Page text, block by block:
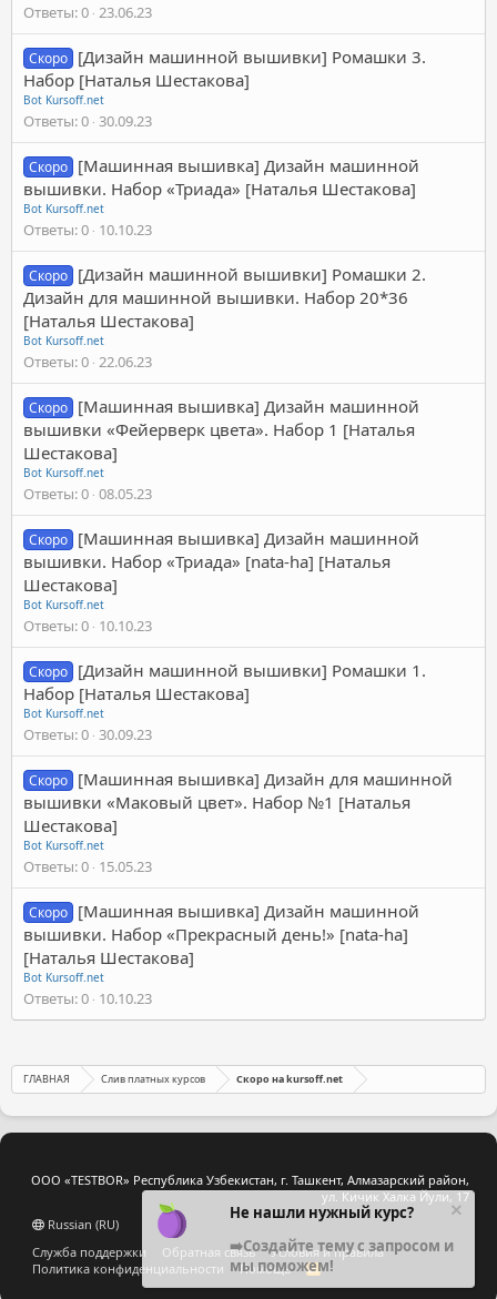
Ответы 0 23.06.23
Скоро [Дизайн машинной вышивки] Ромашки 3.
Набор [Наталья Шестакова]
Bot Kursoff.net
Ответы 0 30.09.23
Скоро [Машинная вышивка] Дизайн машинной
вышивки. Набор «Триада» [Наталья Шестакова]
Bot Kursoff.net
Ответы 0 10.10.23
Скоро [Дизайн машинной вышивки] Ромашки 2.
Дизайн для машинной вышивки. Набор 20*36
[Наталья Шестакова]
Bot Kursoff.net
Ответы 0 22.06.23
Скоро [Машинная вышивка] Дизайн машинной
вышивки «Фейерверк цвета». Набор 1 [Наталья
Шестакова]
Bot Kursoff.net
Ответы 0 08.05.23
Скоро [Машинная вышивка] Дизайн машинной
вышивки. Набор «Триада» [nata-ha] [Наталья
Шестакова]
Bot Kursoff.net
Ответы 0 10.10.23
Скоро [Дизайн машинной вышивки] Ромашки 1.
Набор [Наталья Шестакова]
Bot Kursoff.net
Ответы 0 30.09.23
Скоро [Машинная вышивка] Дизайн для машинной
вышивки «Маковый цвет». Набор №1 [Наталья
Шестакова]
Bot Kursoff.net
Ответы 0 15.05.23
Скоро [Машинная вышивка] Дизайн машинной
вышивки. Набор «Прекрасный день!» [nata-ha]
[Наталья Шестакова]
Bot Kursoff.net
Ответы 0 10.10.23
ГЛАВНАЯ Слив платных курсов Скоро на kursoff.net
ООО «TESTBOR» Республика Узбекистан, г. Ташкент, Алмазарский район,
ул. Кичик Халка Йули, 17
Russian (RU)
Служба поддержки
Обратная связь
Условия и правила
Политика конфиденциальности
Помощь
R
Не нашли нужный курс?
➡️Создайте тему с запросом и
мы поможем!